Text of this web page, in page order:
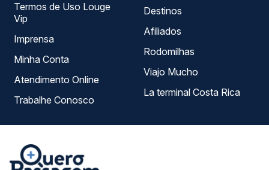
Termos de Uso Louge
Vip
Imprensa
Minha Conta
Atendimento Online
Trabalhe Conosco
Destinos
Afiliados
Rodomilhas
Viajo Mucho
La terminal Costa Rica